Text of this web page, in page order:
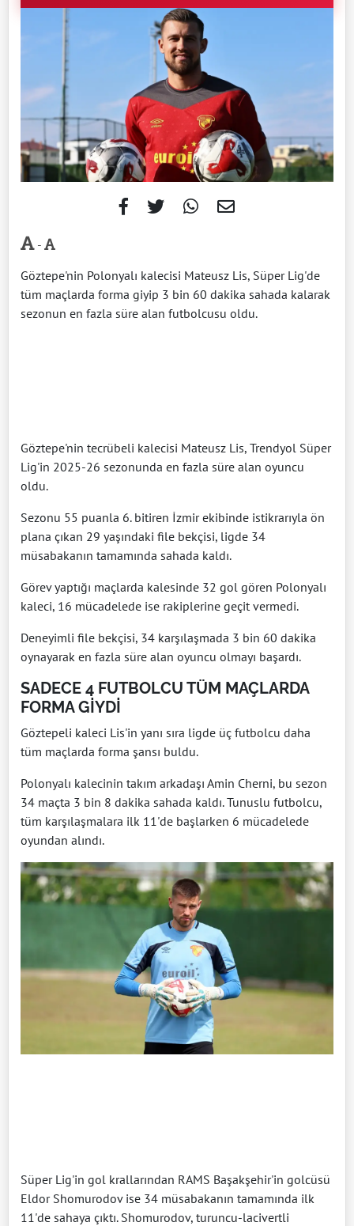
-
Göztepe'nin Polonyalı kalecisi Mateusz Lis, Süper Lig'de
tüm maçlarda forma giyip 3 bin 60 dakika sahada kalarak
sezonun en fazla süre alan futbolcusu oldu.
Göztepe'nin tecrübeli kalecisi Mateusz Lis, Trendyol Süper
Lig'in 2025-26 sezonunda en fazla süre alan oyuncu
oldu.
Sezonu 55 puanla 6. bitiren İzmir ekibinde istikrarıyla ön
plana çıkan 29 yaşındaki file bekçisi, ligde 34
müsabakanın tamamında sahada kaldı.
Görev yaptığı maçlarda kalesinde 32 gol gören Polonyalı
kaleci, 16 mücadelede ise rakiplerine geçit vermedi.
Deneyimli file bekçisi, 34 karşılaşmada 3 bin 60 dakika
oynayarak en fazla süre alan oyuncu olmayı başardı.
SADECE 4 FUTBOLCU TÜM MAÇLARDA
FORMA GİYDİ
Göztepeli kaleci Lis'in yanı sıra ligde üç futbolcu daha
tüm maçlarda forma şansı buldu.
Polonyalı kalecinin takım arkadaşı Amin Cherni, bu sezon
34 maçta 3 bin 8 dakika sahada kaldı. Tunuslu futbolcu,
tüm karşılaşmalara ilk 11'de başlarken 6 mücadelede
oyundan alındı.
Süper Lig'in gol krallarından RAMS Başakşehir'in golcüsü
Eldor Shomurodov ise 34 müsabakanın tamamında ilk
11'de sahaya çıktı. Shomurodov, turuncu-lacivertli